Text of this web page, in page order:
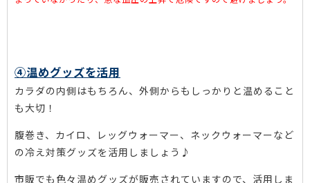
④温めグッズを活用
カラダの内側はもちろん、外側からもしっかりと温めること
も大切！
腹巻き、カイロ、レッグウォーマー、ネックウォーマーなど
の冷え対策グッズを活用しましょう♪
市販でも色々温めグッズが販売されていますので、活用しま